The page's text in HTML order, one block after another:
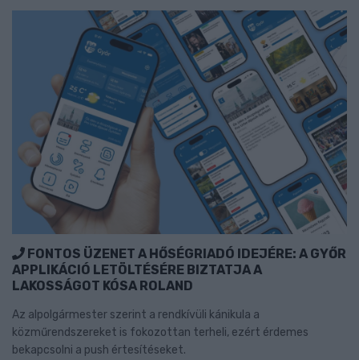
FONTOS ÜZENET A HŐSÉGRIADÓ IDEJÉRE: A GYŐR
APPLIKÁCIÓ LETÖLTÉSÉRE BIZTATJA A
LAKOSSÁGOT KÓSA ROLAND
Az alpolgármester szerint a rendkívüli kánikula a
közműrendszereket is fokozottan terheli, ezért érdemes
bekapcsolni a push értesítéseket.